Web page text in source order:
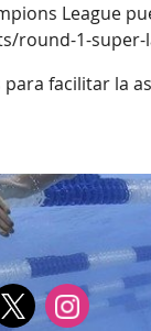
League
round-1-
facilitar la